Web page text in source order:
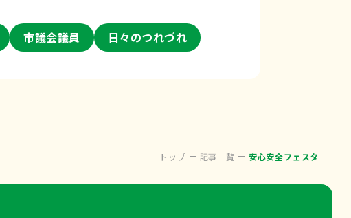
市議会議員 日々のつれづれ
トップ 記事一覧 安心安全フェスタ